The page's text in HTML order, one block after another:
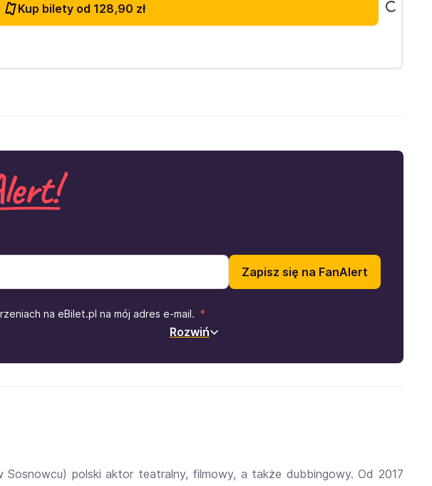
Kup bilety od 128,90 zł
Zapisz się na FanAlert
na eBilet.pl na mój adres e-mail.
Rozwiń
polski aktor teatralny, filmowy, a także dubbingowy. Od 2017